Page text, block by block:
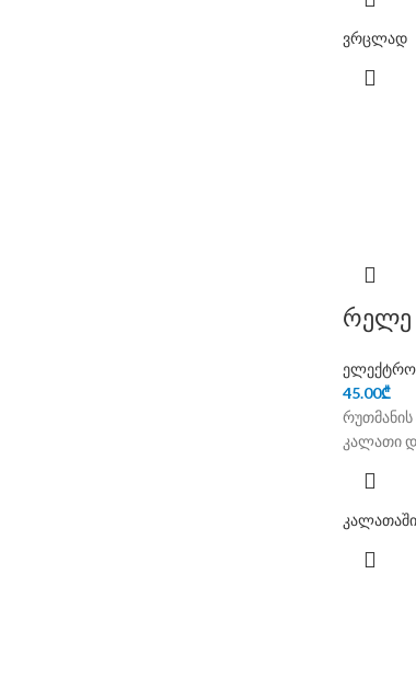
ვრცლად
რელე
45.00₾
რუთმანის
კალათი